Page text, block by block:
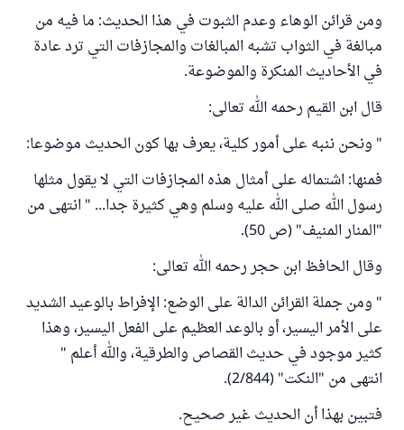
ومن قرائن الوهاء وعدم الثبوت في هذا الحديث: ما فيه من
مبالغة في الثواب تشبه المبالغات والمجازفات التي ترد عادة
في الأحاديث المنكرة والموضوعة.
قال ابن القيم رحمه الله تعالى:
" ونحن ننبه على أمور كلية، يعرف بها كون الحديث موضوعا:
فمنها: اشتماله على أمثال هذه المجازفات التي لا يقول مثلها
رسول الله صلى الله عليه وسلم وهي كثيرة جدا... " انتهى من
"المنار المنيف" (ص 50).
وقال الحافظ ابن حجر رحمه الله تعالى:
" ومن جملة القرائن الدالة على الوضع: الإفراط بالوعيد الشديد
على الأمر اليسير، أو بالوعد العظيم على الفعل اليسير، وهذا
كثير موجود في حديث القصاص والطرقية، والله أعلم "
انتهى من "النكت" (2/844).
فتبين بهذا أن الحديث غير صحيح.